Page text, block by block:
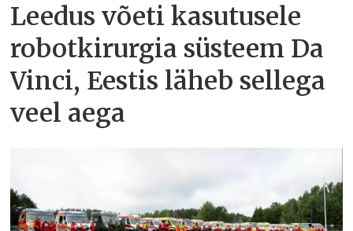
Leedus võeti kasutusele
robotkirurgia süsteem Da
Vinci, Eestis läheb sellega
veel aega